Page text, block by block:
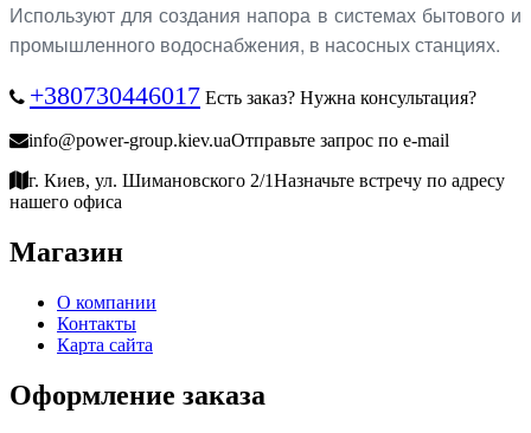
Используют для создания напора в системах бытового и
промышленного водоснабжения, в насосных станциях.
+380730446017 Есть заказ? Нужна консультация?
info@power-group.kiev.uaОтправьте запрос по e-mail
г. Киев, ул. Шимановского 2/1Назначьте встречу по адресу
нашего офиса
Магазин
О компании
Контакты
Карта сайта
Оформление заказа